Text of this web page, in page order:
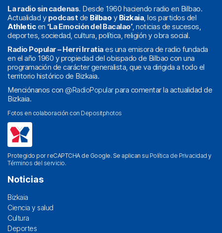
La radio sin cadenas. Desde 1960 haciendo radio en Bilbao.
Actualidad y podcast de Bilbao y Bizkaia, los partidos del
Athleticen ‘La Emoción del Bacalao’, noticias de sucesos,
deportes, sociedad, cultura, política, religión y obra social.
Radio Popular – Herri Irratiaes una emisora de radio fundada
en el año 1960 y propiedad del obispado de Bilbao con una
programación de carácter generalista, que va dirigida a todo el
territorio histórico de Bizkaia.
Menciónanos con @RadioPopularpara comentar la actualidad de
Bizkaia.
Fotos en colaboración con Depositphotos
Protegido por reCAPTCHA de Google. Se aplican su Política de Privacidad y
Términos del servicio.
Noticias
Bizkaia
Ciencia y salud
Cultura
Deportes